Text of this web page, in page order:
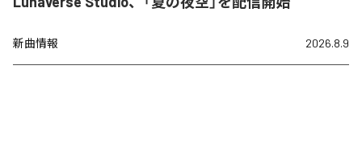
新曲情報 2026.8.9